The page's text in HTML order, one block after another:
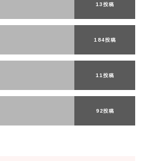
13投稿
184投稿
11投稿
92投稿